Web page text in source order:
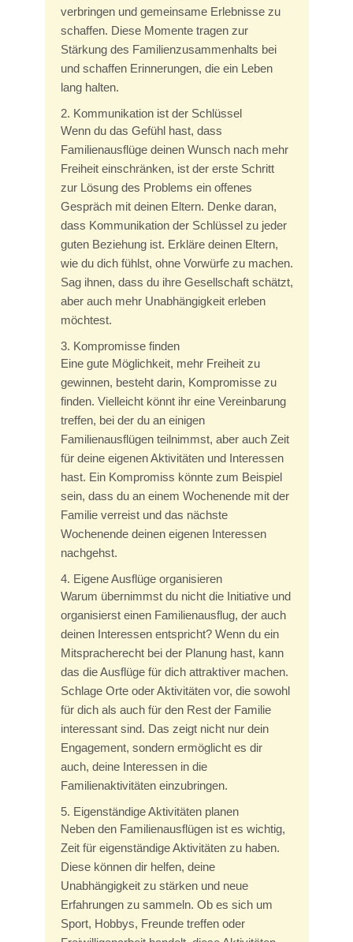
verbringen und gemeinsame Erlebnisse zu
schaffen. Diese Momente tragen zur
Stärkung des Familienzusammenhalts bei
und schaffen Erinnerungen, die ein Leben
lang halten.
2. Kommunikation ist der Schlüssel
Wenn du das Gefühl hast, dass
Familienausflüge deinen Wunsch nach mehr
Freiheit einschränken, ist der erste Schritt
zur Lösung des Problems ein offenes
Gespräch mit deinen Eltern. Denke daran,
dass Kommunikation der Schlüssel zu jeder
guten Beziehung ist. Erkläre deinen Eltern,
wie du dich fühlst, ohne Vorwürfe zu machen.
Sag ihnen, dass du ihre Gesellschaft schätzt,
aber auch mehr Unabhängigkeit erleben
möchtest.
3. Kompromisse finden
Eine gute Möglichkeit, mehr Freiheit zu
gewinnen, besteht darin, Kompromisse zu
finden. Vielleicht könnt ihr eine Vereinbarung
treffen, bei der du an einigen
Familienausflügen teilnimmst, aber auch Zeit
für deine eigenen Aktivitäten und Interessen
hast. Ein Kompromiss könnte zum Beispiel
sein, dass du an einem Wochenende mit der
Familie verreist und das nächste
Wochenende deinen eigenen Interessen
nachgehst.
4. Eigene Ausflüge organisieren
Warum übernimmst du nicht die Initiative und
organisierst einen Familienausflug, der auch
deinen Interessen entspricht? Wenn du ein
Mitspracherecht bei der Planung hast, kann
das die Ausflüge für dich attraktiver machen.
Schlage Orte oder Aktivitäten vor, die sowohl
für dich als auch für den Rest der Familie
interessant sind. Das zeigt nicht nur dein
Engagement, sondern ermöglicht es dir
auch, deine Interessen in die
Familienaktivitäten einzubringen.
5. Eigenständige Aktivitäten planen
Neben den Familienausflügen ist es wichtig,
Zeit für eigenständige Aktivitäten zu haben.
Diese können dir helfen, deine
Unabhängigkeit zu stärken und neue
Erfahrungen zu sammeln. Ob es sich um
Sport, Hobbys, Freunde treffen oder